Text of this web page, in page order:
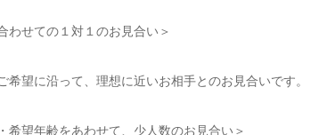
わせての１対１のお見合い＞
希望に沿って、理想に近いお相手とのお見合いです。
希望年齢をあわせて、少人数のお見合い＞